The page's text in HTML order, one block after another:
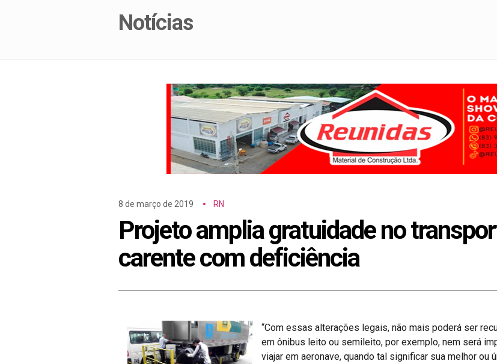
Notícias
8 de março de 2019 RN
Projeto amplia gratuidade no
carente com deficiência
“Com essas alterações legais, não mais poderá ser
em ônibus leito ou semileito, por exemplo, nem será
viajar em aeronave, quando tal significar sua melhor